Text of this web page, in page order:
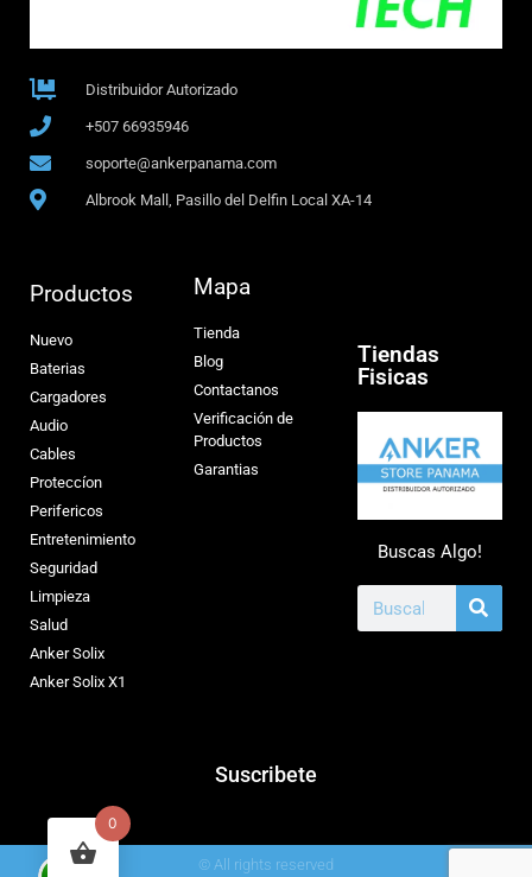
Distribuidor Autorizado
+507 66935946
soporte@ankerpanama.com
Albrook Mall, Pasillo del Delfin Local XA-14
Productos
Nuevo
Baterias
Cargadores
Audio
Cables
Proteccíon
Perifericos
Entretenimiento
Seguridad
Limpieza
Salud
Anker Solix
Anker Solix X1
Mapa
Tienda
Blog
Contactanos
Verificación de
Productos
Garantias
Tiendas
Fisicas
Buscas Algo!
Suscribete
© All rights reserved
0